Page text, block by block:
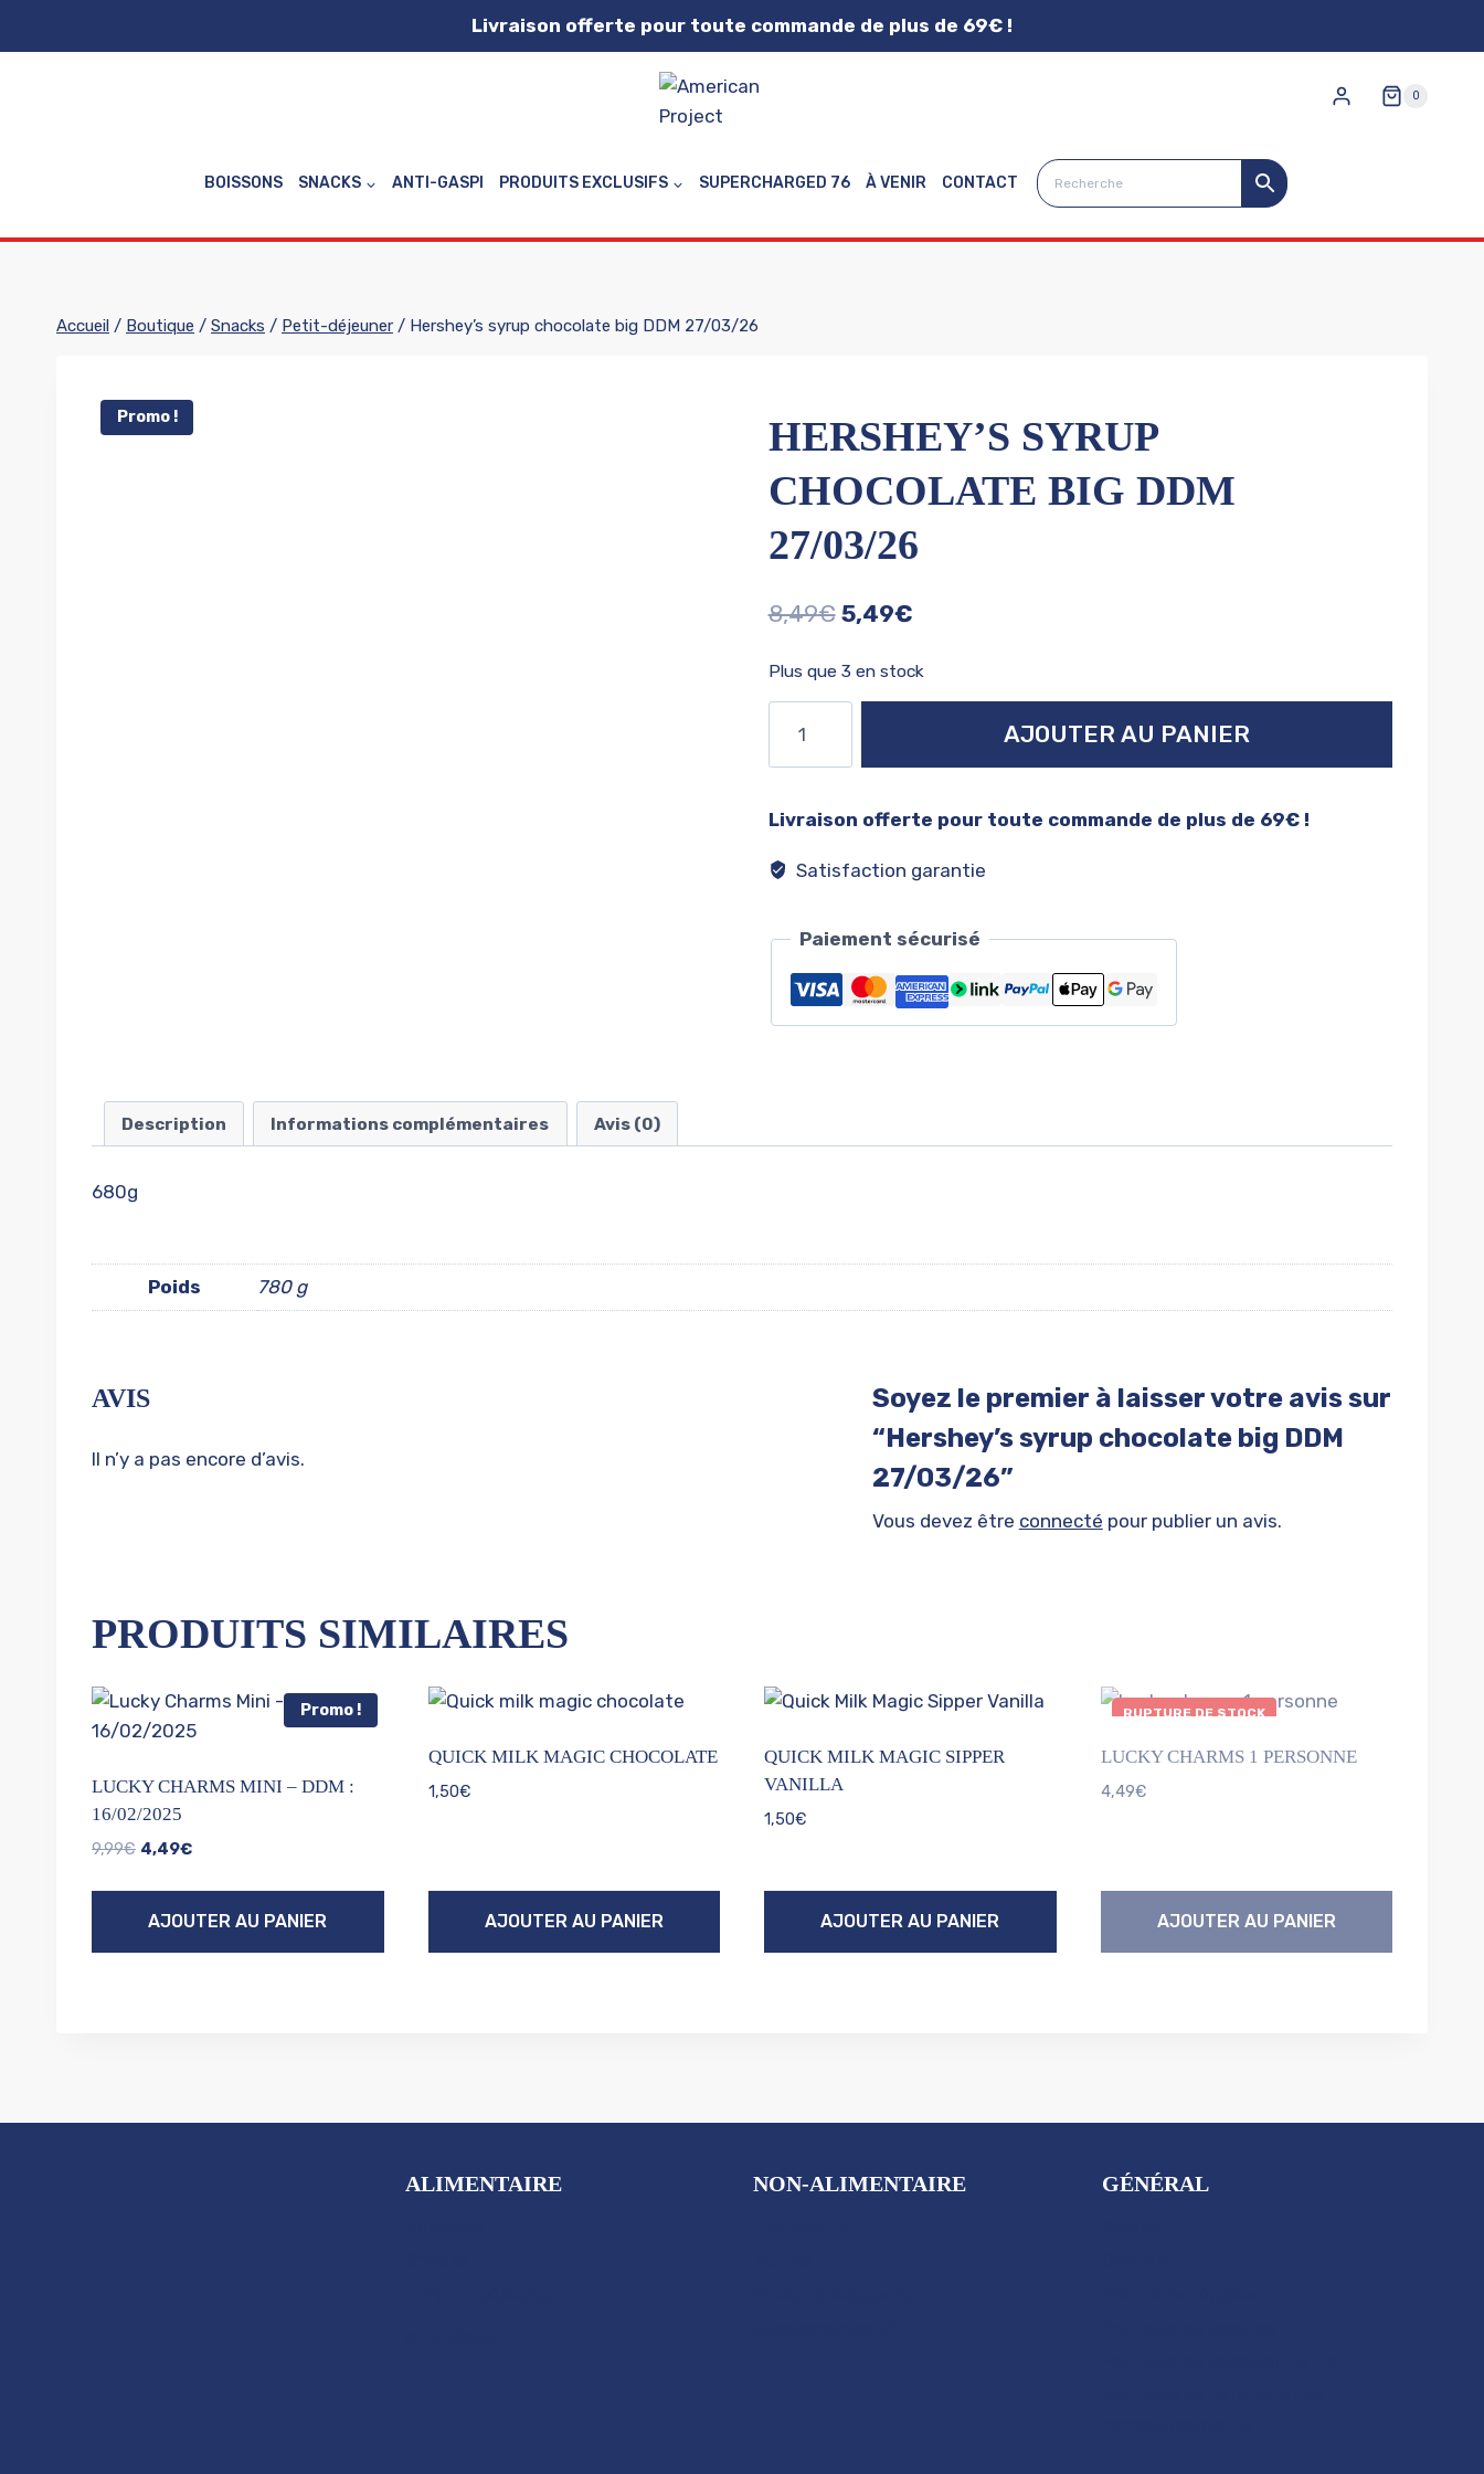
Livraison offerte pour toute commande de plus de 69€ !
0
BOISSONS SNACKS ANTI-GASPI PRODUITS EXCLUSIFS SUPERCHARGED 76 À VENIR CONTACT
Accueil / Boutique / Snacks / Petit-déjeuner / Hershey’s syrup chocolate big DDM 27/03/26
Promo !
HERSHEY’S SYRUP
CHOCOLATE BIG DDM
27/03/26
8,49€ Le
8,49€.
5,49€Le
5,49€.
Plus que 3 en stock
Hershey’s
big
AJOUTER AU PANIER
Livraison offerte pour toute commande de plus de 69€ !
Satisfaction garantie
Paiement sécurisé
Description Informations complémentaires Avis (0)
680g
Poids 780 g
AVIS
Il n’y a pas encore d’avis.
Soyez le premier à laisser votre avis sur
“Hershey’s syrup chocolate big DDM
27/03/26”
Vous devez être connecté pour publier un avis.
PRODUITS SIMILAIRES
Promo !
LUCKY CHARMS MINI – DDM :
16/02/2025
9,99€ Le
était :
9,99€.
4,49€Le
est :
4,49€.
AJOUTER AU PANIER
QUICK MILK MAGIC CHOCOLATE
1,50€
AJOUTER AU PANIER
QUICK MILK MAGIC SIPPER
VANILLA
1,50€
AJOUTER AU PANIER
RUPTURE DE STOCK
LUCKY CHARMS 1 PERSONNE
4,49€
AJOUTER AU PANIER
ALIMENTAIRE NON-ALIMENTAIRE GÉNÉRAL